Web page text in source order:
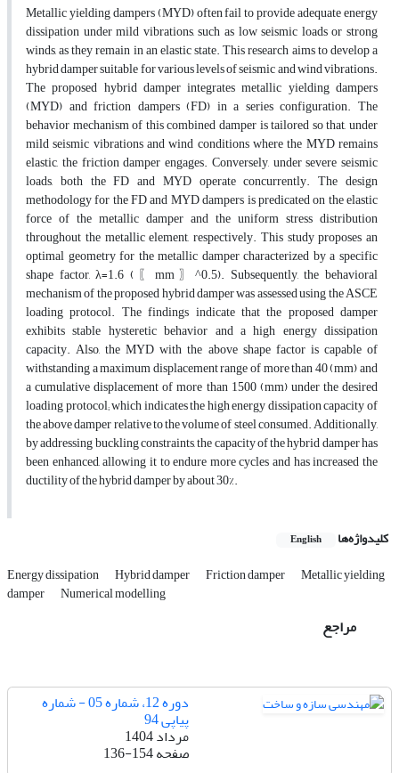
Metallic yielding dampers (MYD) often fail to provide adequate energy
dissipation under mild vibrations, such as low seismic loads or strong
winds, as they remain in an elastic state. This research aims to develop a
hybrid damper suitable for various levels of seismic and wind vibrations.
The proposed hybrid damper integrates metallic yielding dampers
(MYD) and friction dampers (FD) in a series configuration. The
behavior mechanism of this combined damper is tailored so that, under
mild seismic vibrations and wind conditions where the MYD remains
elastic, the friction damper engages. Conversely, under severe seismic
loads, both the FD and MYD operate concurrently. The design
methodology for the FD and MYD dampers is predicated on the elastic
force of the metallic damper and the uniform stress distribution
throughout the metallic element, respectively. This study proposes an
optimal geometry for the metallic damper characterized by a specific
shape factor, λ=1.6 (〖mm〗^0.5). Subsequently, the behavioral
mechanism of the proposed hybrid damper was assessed using the ASCE
loading protocol. The findings indicate that the proposed damper
exhibits stable hysteretic behavior and a high energy dissipation
capacity. Also, the MYD with the above shape factor is capable of
withstanding a maximum displacement range of more than 40 (mm) and
a cumulative displacement of more than 1500 (mm) under the desired
loading protocol; which indicates the high energy dissipation capacity of
the above damper relative to the volume of steel consumed. Additionally,
by addressing buckling constraints, the capacity of the hybrid damper has
been enhanced, allowing it to endure more cycles and has increased the
ductility of the hybrid damper by about 30%.
کلیدواژه‌ها English
Energy dissipation Hybrid damper Friction damper Metallic yielding
damper Numerical modelling
مراجع
دوره 12، شماره 05 - شماره
پیاپی 94
مرداد 1404
صفحه136-154